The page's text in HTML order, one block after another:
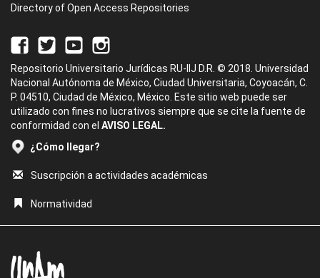
Directory of Open Access Repositories
Repositorio Universitario Jurídicas RU-IIJ D.R. © 2018. Universidad
Nacional Autónoma de México, Ciudad Universitaria, Coyoacán, C.
P. 04510, Ciudad de México, México. Este sitio web puede ser
utilizado con fines no lucrativos siempre que se cite la fuente de
conformidad con el AVISO LEGAL.
¿Cómo llegar?
Suscripción a actividades académicas
Normatividad